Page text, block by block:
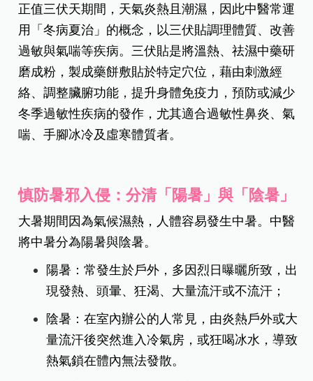
正值三伏天期間，天氣炎熱且潮濕，因此中醫常運
用「冬病夏治」的概念，以三伏貼調理體質、改善
過敏與氣喘等疾病。三伏貼是將溫熱、祛濕中藥研
磨成粉，製成藥餅敷貼於特定穴位，藉由刺激經
絡、調整臟腑功能，提升身體免疫力，預防或減少
冬季過敏性疾病的發作，尤其適合過敏性鼻炎、氣
喘、手腳冰冷及虛寒體質者。
慎防暑邪入侵：分清「陽暑」與「陰暑」
大暑期間因為氣候濕熱，人體容易發生中暑。中醫
將中暑分為陽暑與陰暑。
陽暑：常發生於戶外，多因烈日曝曬所致，出
現發熱、頭暈、狂渴、大量流汗或不流汗；
陰暑：在室內辦公的人常見，由炎熱戶外或大
量流汗後突然進入冷氣房，或狂喝冰水，導致
熱氣鎖在體內無法發散。